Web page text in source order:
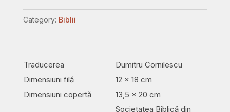
regal
-
ediție
de
lux
Category: Biblii
Traducerea
Dumitru Cornilescu
Dimensiuni filă
12 x 18 cm
Dimensiuni copertă
13,5 x 20 cm
Societatea Biblică din